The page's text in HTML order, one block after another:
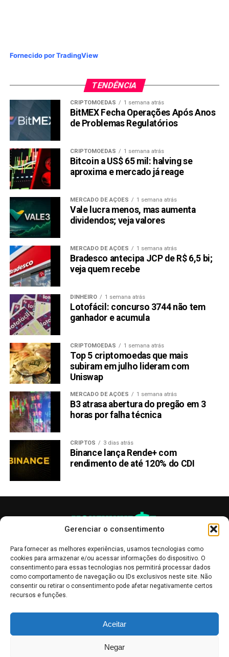
Gerenciar o consentimento
Para fornecer as melhores experiências, usamos tecnologias como
cookies para armazenar e/ou acessar informações do dispositivo. O
consentimento para essas tecnologias nos permitirá processar dados
como comportamento de navegação ou IDs exclusivos neste site. Não
consentir ou retirar o consentimento pode afetar negativamente certos
recursos e funções.
Aceitar
Negar
Fornecido por TradingView
TENDÊNCIA
CRIPTOMOEDAS 1 semana atrás
BitMEX Fecha Operações Após Anos
de Problemas Regulatórios
CRIPTOMOEDAS 1 semana atrás
Bitcoin a US$ 65 mil: halving se
aproxima e mercado já reage
MERCADO DE AÇÕES 1 semana atrás
Vale lucra menos, mas aumenta
dividendos; veja valores
MERCADO DE AÇÕES 1 semana atrás
Bradesco antecipa JCP de R$ 6,5 bi;
veja quem recebe
DINHEIRO 1 semana atrás
Lotofácil: concurso 3744 não tem
ganhador e acumula
CRIPTOMOEDAS 1 semana atrás
Top 5 criptomoedas que mais
subiram em julho lideram com
Uniswap
MERCADO DE AÇÕES 1 semana atrás
B3 atrasa abertura do pregão em 3
horas por falha técnica
CRIPTOS 3 dias atrás
Binance lança Rende+ com
rendimento de até 120% do CDI
informativo, servindo como boletins de divulgação, e não devem ser
interpretadas como recomendações de investimento.Leia mais
Bolsa de Valores